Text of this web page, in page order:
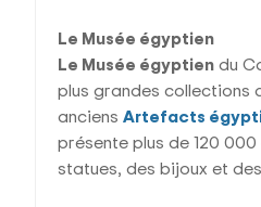
Le Musée égyptien
Le Musée égyptiendu
plus grandes collections
anciens Artefacts
présente plus de 120
statues, des bijoux et des